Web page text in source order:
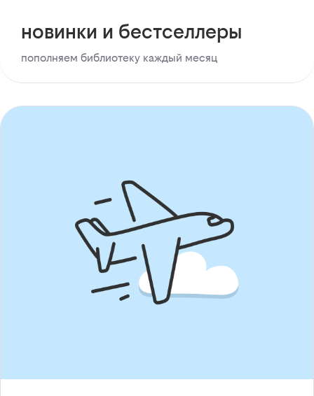
новинки и бестселлеры
пополняем библиотеку каждый месяц